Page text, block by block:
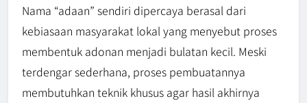
Nama “adaan” sendiri dipercaya berasal dari
kebiasaan masyarakat lokal yang menyebut proses
membentuk adonan menjadi bulatan kecil. Meski
terdengar sederhana, proses pembuatannya
membutuhkan teknik khusus agar hasil akhirnya